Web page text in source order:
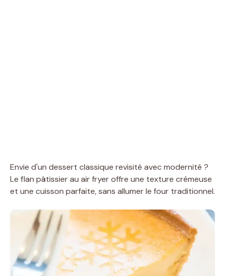
Envie d'un dessert classique revisité avec modernité ?
Le flan pâtissier au air fryer offre une texture crémeuse
et une cuisson parfaite, sans allumer le four traditionnel.